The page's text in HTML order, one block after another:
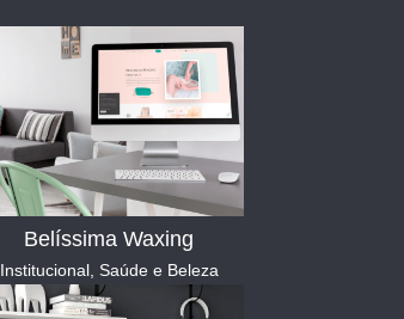
Belíssima Waxing
Institucional, Saúde e Beleza